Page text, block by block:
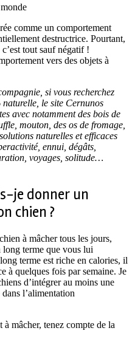
comme un comportement
destructrice. Pourtant,
tout sauf négatif !
vers des objets à
si vous recherchez
le site Cernunos
avec notamment des bois de
mouton, des os de fromage,
naturelles et efficaces
ennui, dégâts,
voyages, solitude…
je donner un
chien ?
à mâcher tous les jours,
long terme que vous lui
terme est riche en calories, il
à quelques fois par semaine. Je
d’intégrer au moins une
l’alimentation
mâcher, tenez compte de la